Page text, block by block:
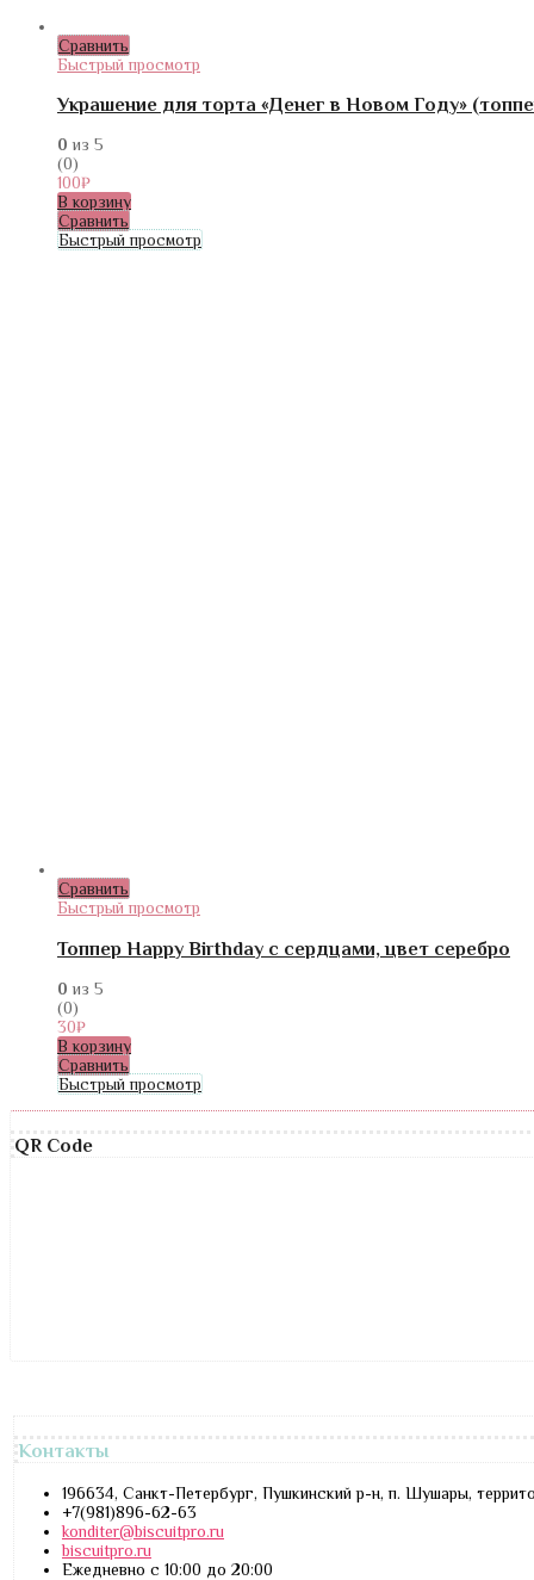
Сравнить
Быстрый просмотр
Украшение для торта «Денег в Новом Году»
0 из 5
(0)
100₽
В корзину
Сравнить
Быстрый просмотр
Сравнить
Быстрый просмотр
Топпер Happy Birthday с сердцами, цвет серебро
0 из 5
(0)
30₽
В корзину
Сравнить
Быстрый просмотр
QR Code
Контакты
196634, Санкт-Петербург, Пушкинский р-н, п. Шушары,
+7(981)896-62-63
konditer@biscuitpro.ru
biscuitpro.ru
Ежедневно с 10:00 до 20:00